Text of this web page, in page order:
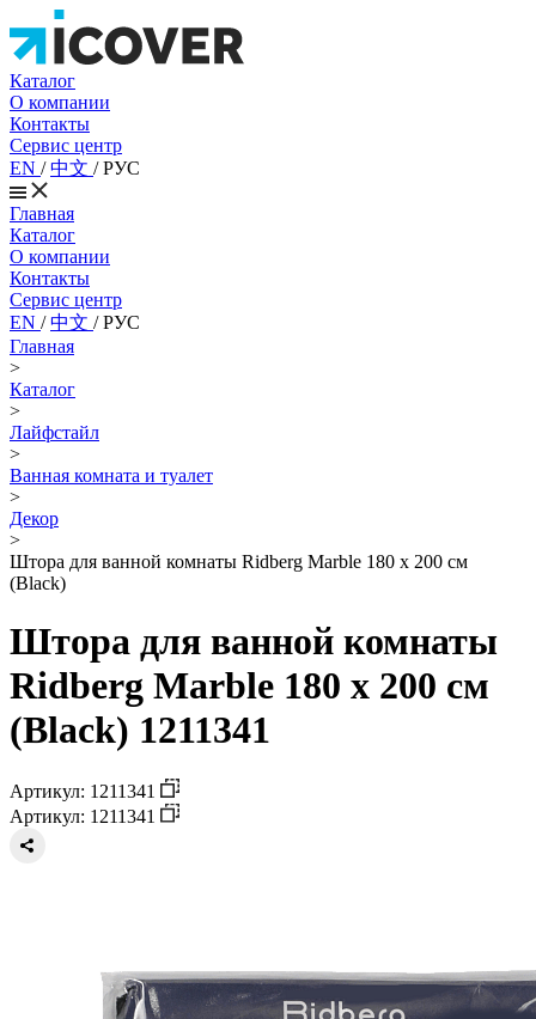
Каталог
О компании
Контакты
Сервис центр
EN /中文 /РУС
Главная
Каталог
О компании
Контакты
Сервис центр
EN /中文 /РУС
Главная
>
Каталог
>
Лайфстайл
>
Ванная комната и туалет
>
Декор
>
Штора для ванной комнаты Ridberg Marble 180 x 200 см
(Black)
Штора для ванной комнаты
Ridberg Marble 180 x 200 см
(Black) 1211341
Артикул: 1211341
Артикул: 1211341